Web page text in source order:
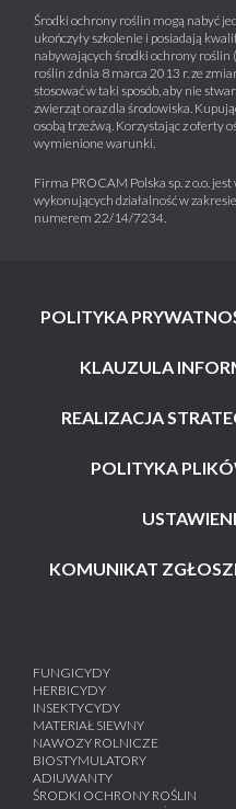
Środki ochrony roślin mogą nabyć
ukończyły szkolenie i posiadają
nabywających środki ochrony
roślin z dnia 8 marca 2013 r. ze
stosować w taki sposób, aby nie
zwierząt oraz dla środowiska.
osobą trzeźwą. Korzystając z oferty
wymienione warunki.
Firma PROCAM Polska sp. z o.o.
wykonujących działalność w
numerem 22/14/7234.
POLITYKA
KLAUZULA
REALIZACJA
POLITYKA
KOMUNIKAT
FUNGICYDY
HERBICYDY
INSEKTYCYDY
MATERIAŁ SIEWNY
NAWOZY ROLNICZE
BIOSTYMULATORY
ADIUWANTY
ŚRODKI OCHRONY ROŚLIN